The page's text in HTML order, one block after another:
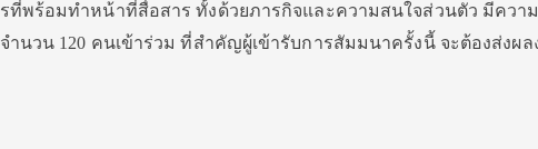
ที่พร้อมทำหน้าที่สื่อสาร ทั้งด้วยภารกิจและความสนใจส่วนตัว มีควา
ำนวน 120 คนเข้าร่วม ที่สำคัญผู้เข้ารับการสัมมนาครั้งนี้ จะต้องส่งผล